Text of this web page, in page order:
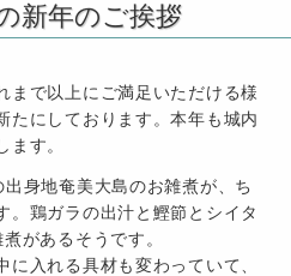
新年のご挨拶
まで以上にご満足いただける様
たにしております。本年も城内
ます。
身地奄美大島のお雑煮が、ち
。鶏ガラの出汁と鰹節とシイタ
があるそうです。
入れる具材も変わっていて、